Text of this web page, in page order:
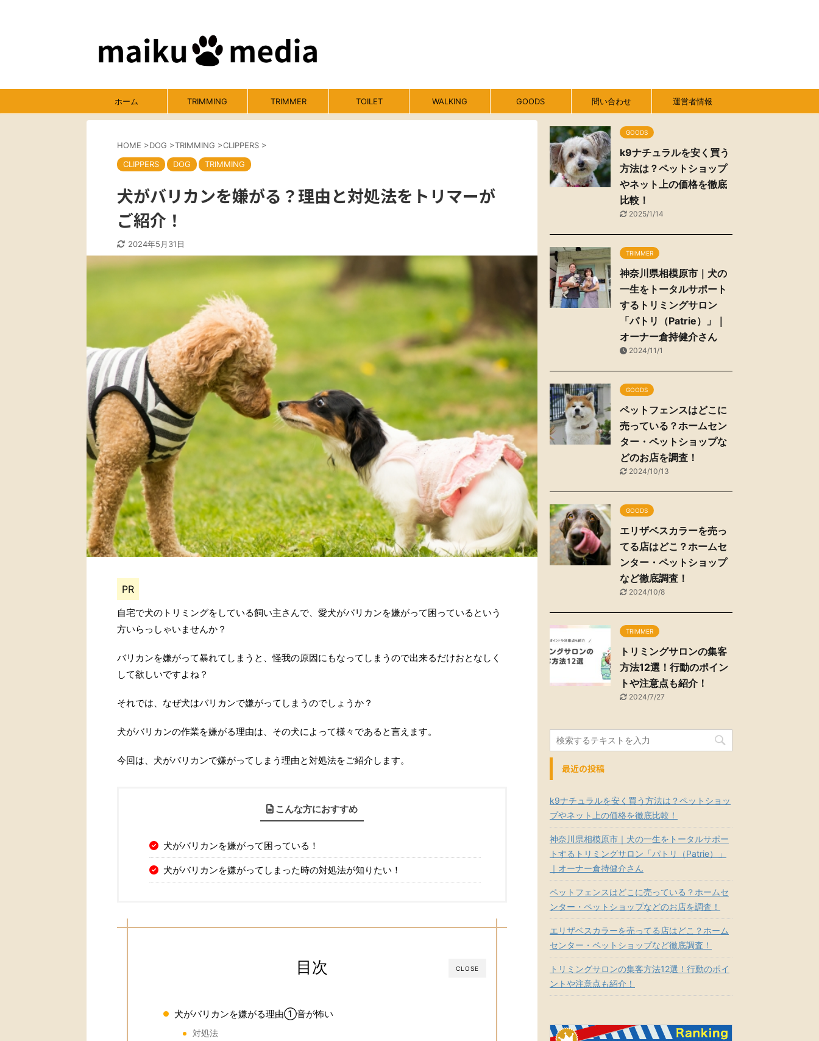
ホーム TRIMMING TRIMMER TOILET WALKING GOODS 問い合わせ 運営者情報
HOME >DOG >TRIMMING >CLIPPERS >
CLIPPERS
DOG TRIMMING
犬がバリカンを嫌がる？理由と対処法をトリマーが
ご紹介！
2024年5月31日
PR
自宅で犬のトリミングをしている飼い主さんで、愛犬がバリカンを嫌がって困っているという
方いらっしゃいませんか？
バリカンを嫌がって暴れてしまうと、怪我の原因にもなってしまうので出来るだけおとなしく
して欲しいですよね？
それでは、なぜ犬はバリカンで嫌がってしまうのでしょうか？
犬がバリカンの作業を嫌がる理由は、その犬によって様々であると言えます。
今回は、犬がバリカンで嫌がってしまう理由と対処法をご紹介します。
こんな方におすすめ
犬がバリカンを嫌がって困っている！
犬がバリカンを嫌がってしまった時の対処法が知りたい！
CLOSE
目次
犬がバリカンを嫌がる理由①音が怖い
対処法
GOODS
k9ナチュラルを安く買う
方法は？ペットショップ
やネット上の価格を徹底
比較！
2025/1/14
TRIMMER
神奈川県相模原市｜犬の
一生をトータルサポート
するトリミングサロン
「パトリ（Patrie）」｜
オーナー倉持健介さん
2024/11/1
GOODS
ペットフェンスはどこに
売っている？ホームセン
ター・ペットショップな
どのお店を調査！
2024/10/13
GOODS
エリザベスカラーを売っ
てる店はどこ？ホームセ
ンター・ペットショップ
など徹底調査！
2024/10/8
TRIMMER
トリミングサロンの集客
方法12選！行動のポイン
トや注意点も紹介！
2024/7/27
最近の投稿
k9ナチュラルを安く買う方法は？ペットショッ
プやネット上の価格を徹底比較！
神奈川県相模原市｜犬の一生をトータルサポー
トするトリミングサロン「パトリ（Patrie）」
｜オーナー倉持健介さん
ペットフェンスはどこに売っている？ホームセ
ンター・ペットショップなどのお店を調査！
エリザベスカラーを売ってる店はどこ？ホーム
センター・ペットショップなど徹底調査！
トリミングサロンの集客方法12選！行動のポイ
ントや注意点も紹介！